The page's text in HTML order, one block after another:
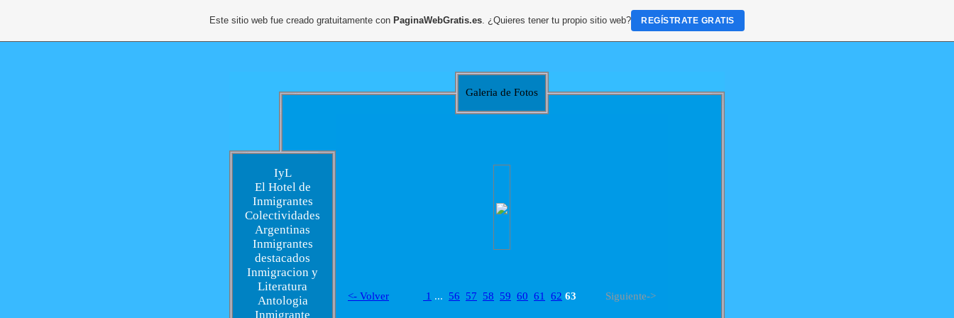
Galeria de Fotos
IyL
El Hotel de
Inmigrantes
Colectividades
Argentinas
Inmigrantes
destacados
Inmigracion y
Literatura
Antologia
Inmigrante
<- Volver 1 ... 56 57 58 59 60 61 62 63 Siguiente->
Este sitio web fue creado gratuitamente con PaginaWebGratis.es. ¿Quieres tener tu propio sitio web? REGÍSTRATE GRATIS